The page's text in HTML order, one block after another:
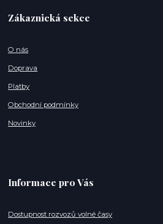
Zákaznická sekce
O nás
Doprava
Platby
Obchodní podmínky
Novinky
Informace pro Vás
Dostupnost rozvozů volné časy